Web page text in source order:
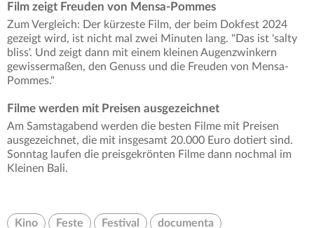
Film zeigt Freuden von Mensa-Pommes
Zum Vergleich: Der kürzeste Film, der beim Dokfest 2024
gezeigt wird, ist nicht mal zwei Minuten lang. "Das ist 'salty
bliss'. Und zeigt dann mit einem kleinen Augenzwinkern
gewissermaßen, den Genuss und die Freuden von Mensa-
Pommes."
Filme werden mit Preisen ausgezeichnet
Am Samstagabend werden die besten Filme mit Preisen
ausgezeichnet, die mit insgesamt 20.000 Euro dotiert sind.
Sonntag laufen die preisgekrönten Filme dann nochmal im
Kleinen Bali.
Kino Feste Festival documenta